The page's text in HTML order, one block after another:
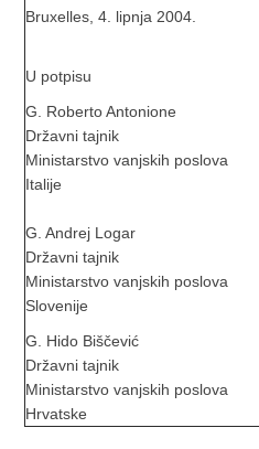
Bruxelles, 4. lipnja 2004.
U potpisu
G. Roberto Antonione
Državni tajnik
Ministarstvo vanjskih poslova
Italije
G. Andrej Logar
Državni tajnik
Ministarstvo vanjskih poslova
Slovenije
G. Hido Biščević
Državni tajnik
Ministarstvo vanjskih poslova
Hrvatske